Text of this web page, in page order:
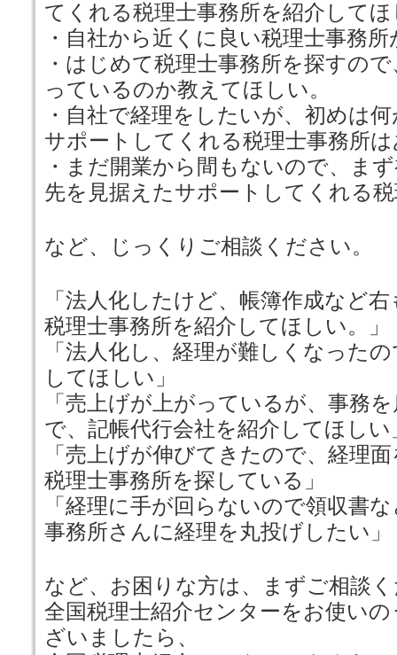
てくれる税理士事務所を紹介して
・自社から近くに良い税理士事務
・はじめて税理士事務所を探すの
っているのか教えてほしい。
・自社で経理をしたいが、初めは
サポートしてくれる税理士事務所
・まだ開業から間もないので、ま
先を見据えたサポートしてくれる
など、じっくりご相談ください。
「法人化したけど、帳簿作成など
税理士事務所を紹介してほしい。」
「法人化し、経理が難しくなった
してほしい」
「売上げが上がっているが、事務
で、記帳代行会社を紹介してほしい
「売上げが伸びてきたので、経理
税理士事務所を探している」
「経理に手が回らないので領収書
事務所さんに経理を丸投げしたい」
など、お困りな方は、まずご相談
全国税理士紹介センターをお使い
ざいましたら、